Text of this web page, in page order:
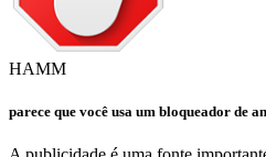
HAMM
parece que você usa um bloqueador de